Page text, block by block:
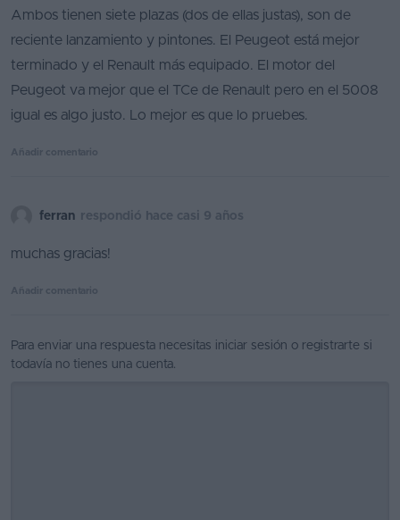
Concesionarios
Vender
coche
Blog
Ambos tienen siete plazas (dos de ellas justas), son de
reciente lanzamiento y pintones. El Peugeot está mejor
terminado y el Renault más equipado. El motor del
Peugeot va mejor que el TCe de Renault pero en el 5008
igual es algo justo. Lo mejor es que lo pruebes.
Añadir comentario
ferran respondió hace casi 9 años
muchas gracias!
Añadir comentario
Para enviar una respuesta necesitas iniciar sesión o registrarte si
todavía no tienes una cuenta.